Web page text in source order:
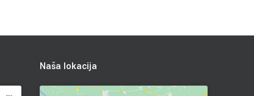
Naša lokacija